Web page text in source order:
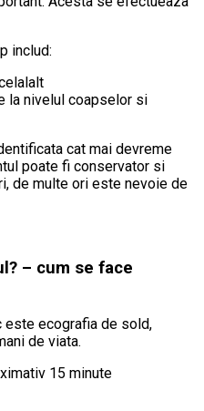
includ:
la nivelul coapselor si
cat mai devreme
poate fi conservator si
de multe ori este nevoie de
– cum se face
este ecografia de sold,
de viata.
15 minute